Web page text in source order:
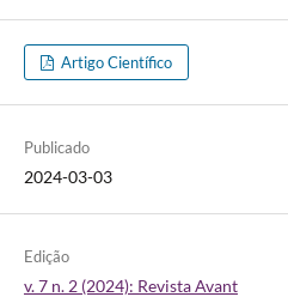
Artigo Científico
Publicado
2024-03-03
Edição
v. 7 n. 2 (2024): Revista Avant